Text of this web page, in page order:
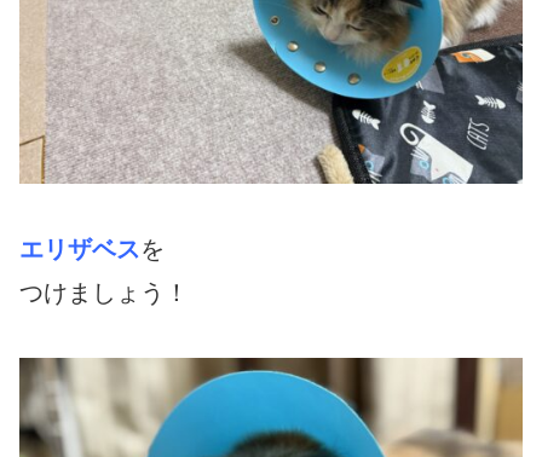
エリザベスを
つけましょう！